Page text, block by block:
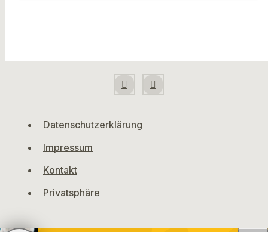
Datenschutzerklärung
Impressum
Kontakt
Privatsphäre